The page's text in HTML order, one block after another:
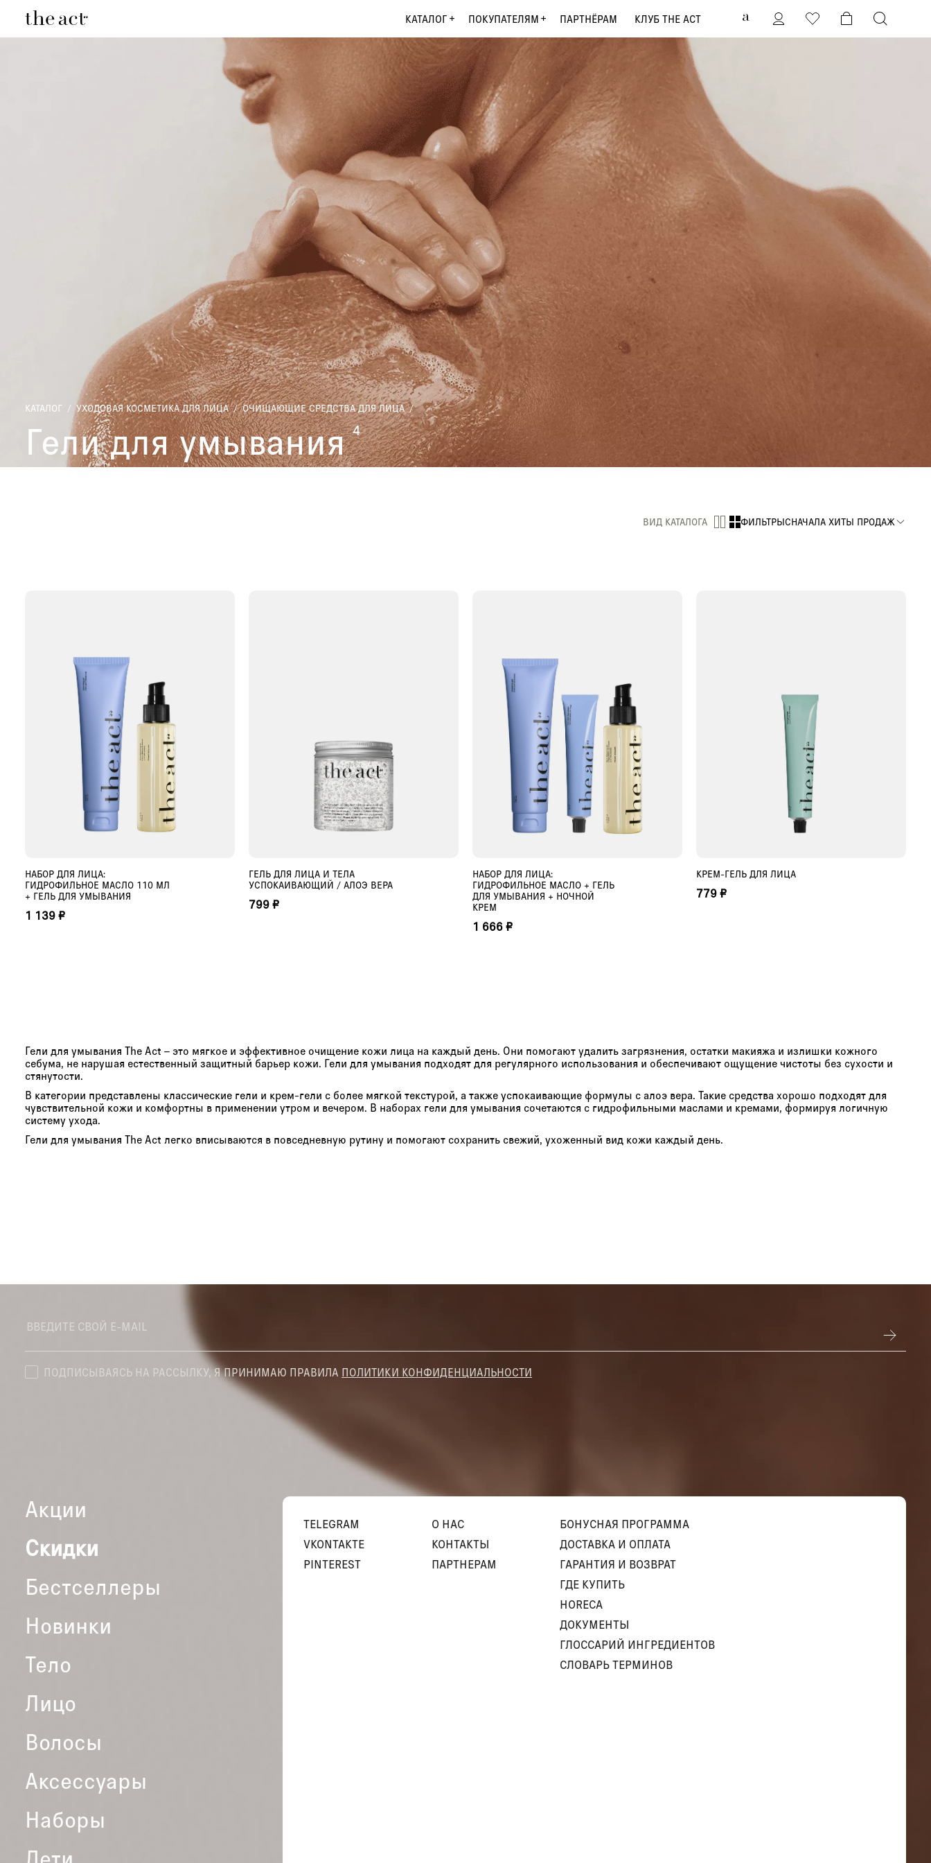
КАТАЛОГ ПОКУПАТЕЛЯМ ПАРТНЁРАМ КЛУБ THE ACT
КАТАЛОГ / УХОДОВАЯ КОСМЕТИКА ДЛЯ ЛИЦА / ОЧИЩАЮЩИЕ СРЕДСТВА ДЛЯ ЛИЦА /
Гели для умывания 4
ВИД КАТАЛОГА ФИЛЬТРЫСНАЧАЛА ХИТЫ ПРОДАЖ
ДОБАВИТЬ В КОРЗИНУ
НАБОР ДЛЯ ЛИЦА:
ГИДРОФИЛЬНОЕ МАСЛО 110 МЛ
+ ГЕЛЬ ДЛЯ УМЫВАНИЯ
1 139 ₽
ДОБАВИТЬ В КОРЗИНУ
ГЕЛЬ ДЛЯ ЛИЦА И ТЕЛА
УСПОКАИВАЮЩИЙ / АЛОЭ ВЕРА
799 ₽
ДОБАВИТЬ В КОРЗИНУ
НАБОР ДЛЯ ЛИЦА:
ГИДРОФИЛЬНОЕ МАСЛО + ГЕЛЬ
ДЛЯ УМЫВАНИЯ + НОЧНОЙ
КРЕМ
1 666 ₽
ДОБАВИТЬ В КОРЗИНУ
КРЕМ-ГЕЛЬ ДЛЯ ЛИЦА
779 ₽
Гели для умывания The Act – это мягкое и эффективное очищение кожи лица на каждый день. Они помогают удалить загрязнения, остатки макияжа и излишки кожного
себума, не нарушая естественный защитный барьер кожи. Гели для умывания подходят для регулярного использования и обеспечивают ощущение чистоты без сухости и
стянутости.
В категории представлены классические гели и крем-гели с более мягкой текстурой, а также успокаивающие формулы с алоэ вера. Такие средства хорошо подходят для
чувствительной кожи и комфортны в применении утром и вечером. В наборах гели для умывания сочетаются с гидрофильными маслами и кремами, формируя логичную
систему ухода.
Гели для умывания The Act легко вписываются в повседневную рутину и помогают сохранить свежий, ухоженный вид кожи каждый день.
ПОДПИСЫВАЯСЬ НА РАССЫЛКУ, Я ПРИНИМАЮ ПРАВИЛА ПОЛИТИКИ КОНФИДЕНЦИАЛЬНОСТИ
Акции
Скидки
Бестселлеры
Новинки
Тело
Лицо
Волосы
Аксессуары
Наборы
TELEGRAM
VKONTAKTE
PINTEREST
О НАС
КОНТАКТЫ
ПАРТНЕРАМ
БОНУСНАЯ ПРОГРАММА
ДОСТАВКА И ОПЛАТА
ГАРАНТИЯ И ВОЗВРАТ
ГДЕ КУПИТЬ
HORECA
ДОКУМЕНТЫ
ГЛОССАРИЙ ИНГРЕДИЕНТОВ
СЛОВАРЬ ТЕРМИНОВ